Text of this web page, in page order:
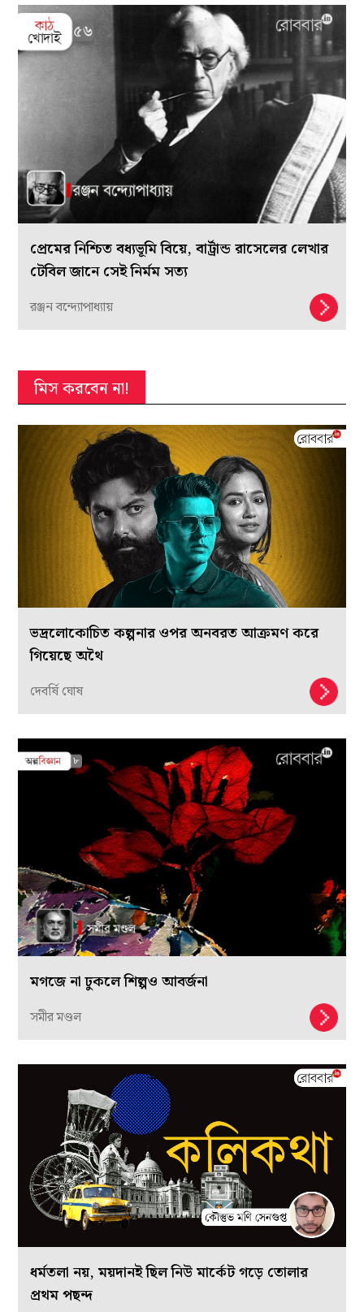
প্রেমের নিশ্চিত বধ্যভূমি বিয়ে, বার্ট্রান্ড রাসেলের লেখার
টেবিল জানে সেই নির্মম সত্য
রঞ্জন বন্দ্যোপাধ্যায়
মিস করবেন না!
ভদ্রলোকোচিত কল্পনার ওপর অনবরত আক্রমণ করে
গিয়েছে অথৈ
দেবর্ষি ঘোষ
মগজে না ঢুকলে শিল্পও আবর্জনা
সমীর মণ্ডল
ধর্মতলা নয়, ময়দানই ছিল নিউ মার্কেট গড়ে তোলার
প্রথম পছন্দ